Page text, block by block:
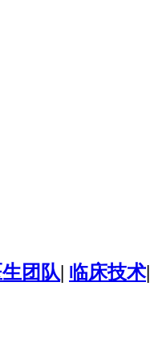
生团队| 临床技术|